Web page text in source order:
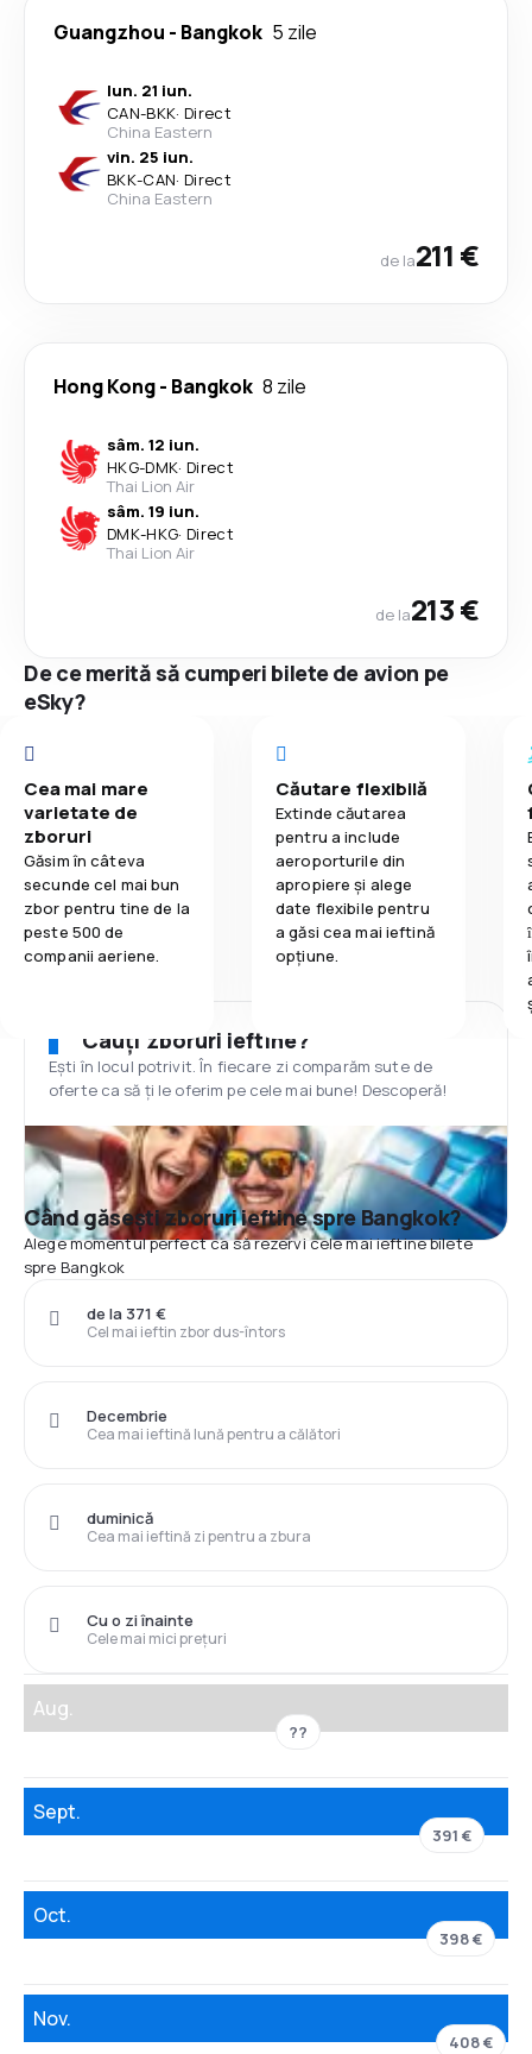
Guangzhou - Bangkok 5 zile
lun. 21 iun.
CAN-BKK· Direct
China Eastern
vin. 25 iun.
BKK-CAN· Direct
China Eastern
de la211 €
Hong Kong- Bangkok 8 zile
sâm. 12 iun.
HKG-DMK· Direct
Thai Lion Air
sâm. 19 iun.
DMK-HKG· Direct
Thai Lion Air
de la213 €
De ce merită să cumperi bilete de avion pe
eSky?
Cea mai mare
varietate de
zboruri
Găsim în câteva
secunde cel mai bun
zbor pentru tine de la
peste 500 de
companii aeriene.
Căutare flexibilă
Extinde căutarea
pentru a include
aeroporturile din
apropiere și alege
date flexibile pentru
a găsi cea mai ieftină
opțiune.
Cauți zboruri ieftine?
Ești în locul potrivit. În fiecare zi comparăm sute de
oferte ca să ți le oferim pe cele mai bune! Descoperă!
Când găsești zboruri ieftine spre Bangkok?
Alege momentul perfect ca să rezervi cele mai ieftine bilete
spre Bangkok
Cel mai ieftin zbor dus-întors
de la 371 €
Cea mai ieftină lună pentru a călători
Decembrie
Cea mai ieftină zi pentru a zbura
duminică
Cele mai mici prețuri
Cu o zi înainte
Aug.
??
Sept.
391 €
Oct.
398 €
Nov.
408 €